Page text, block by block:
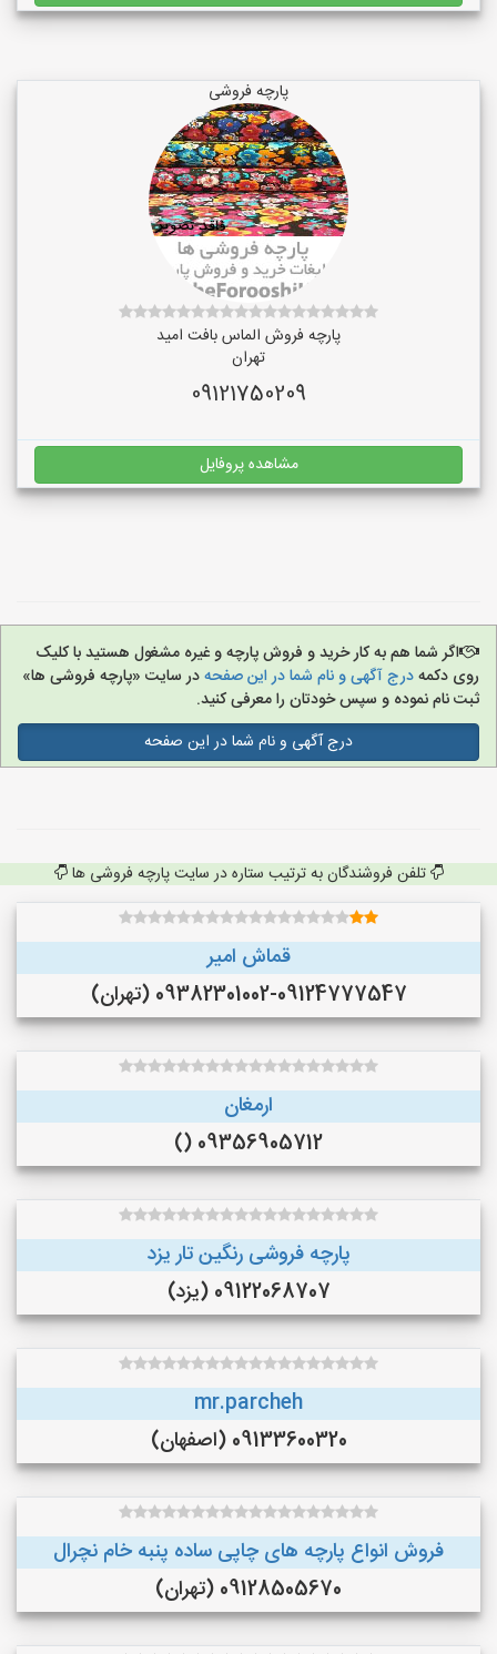
پارچه فروشی
پارچه فروش الماس بافت امید
تهران
09121750209
مشاهده پروفایل
اگر شما هم به کار خرید و فروش پارچه و غیره مشغول هستید با کلیک
روی دکمهدرج آگهی و نام شما در این صفحهدر سایت «پارچه فروشی ها»
ثبت نام نموده و سپس خودتان را معرفی کنید.
درج آگهی و نام شما در این صفحه
تلفن فروشندگان به ترتیب ستاره در سایت پارچه فروشی ها
قماش امیر
09382301002-09124777547 (تهران)
ارمغان
09356905712 ()
پارچه فروشی رنگین تار یزد
09122068707 (یزد)
mr.parcheh
09133600320 (اصفهان)
فروش انواع پارچه های چاپی ساده پنبه خام نچرال
09128505670 (تهران)